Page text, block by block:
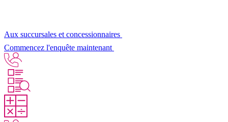
Aux succursales et concessionnaires
Commencez l'enquête maintenant